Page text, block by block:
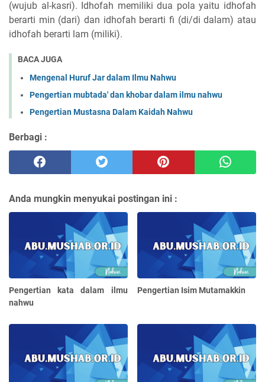
(wujub al-kasri). Idhofah memiliki dua pola yaitu idhofah
berarti min (dari) dan idhofah berarti fi (di/di dalam) atau
idhofah berarti lam (miliki).
BACA JUGA
Mengenal Huruf Jar dalam Ilmu Nahwu
Pengertian mubtada' dan khobar dalam ilmu nahwu
Pengertian Mustasna Dalam Kaidah Nahwu
Berbagi :
Anda mungkin menyukai postingan ini :
Pengertian kata dalam ilmu
nahwu
Pengertian Isim Mutamakkin